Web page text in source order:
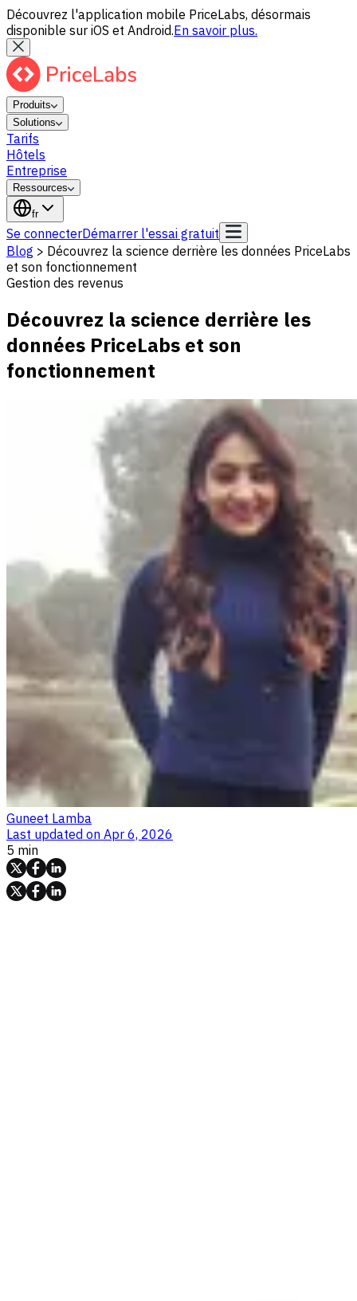
Découvrez l'application mobile PriceLabs, désormais
disponible sur iOS et Android.En savoir plus.
Produits
Solutions
Tarifs
Hôtels
Entreprise
Ressources
fr
Se connecterDémarrer l'essai gratuit
Blog > Découvrez la science derrière les données PriceLabs
et son fonctionnement
Gestion des revenus
Découvrez la science derrière les
données PriceLabs et son
fonctionnement
Guneet Lamba
Last updated on Apr 6, 2026
5 min